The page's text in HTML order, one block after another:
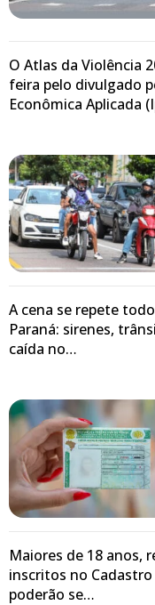
O Atlas da Violência
feira pelo divulgado
Econômica Aplicada
A cena se repete
Paraná: sirenes,
caída no…
Maiores de 18 anos,
inscritos no
poderão se…